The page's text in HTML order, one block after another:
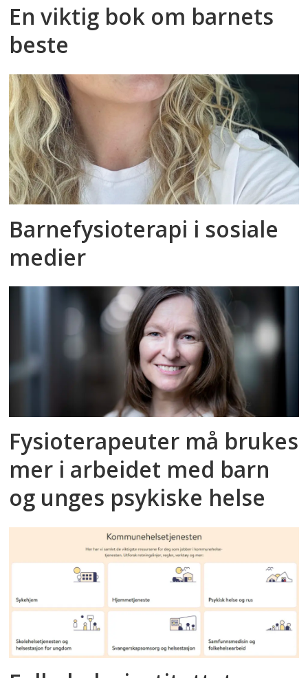
En viktig bok om barnets
beste
Barnefysioterapi i sosiale
medier
Fysioterapeuter må brukes
mer i arbeidet med barn
og unges psykiske helse